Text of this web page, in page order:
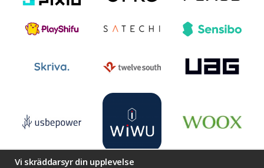
Vi skräddarsyr din upplevelse